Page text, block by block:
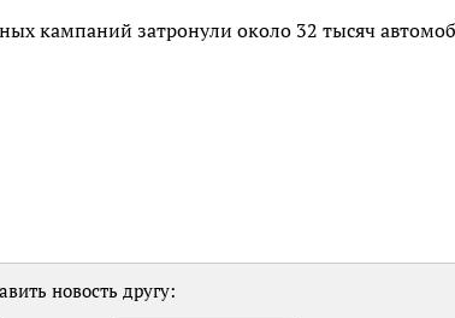
кампаний затронули около 32 тысяч
новость другу: